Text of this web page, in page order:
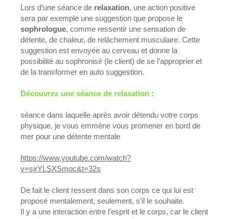
Lors d’une séance de relaxation, une action positive
sera par exemple une suggestion que propose le
sophrologue, comme ressentir une sensation de
détente, de chaleur, de relâchement musculaire. Cette
suggestion est envoyée au cerveau et donne la
possibilité au sophronisé (le client) de se l’approprier et
de la transformer en auto suggestion.
Découvrez une séance de relaxation :
séance dans laquelle après avoir détendu votre corps
physique, je vous emmène vous promener en bord de
mer pour une détente mentale
https://www.youtube.com/watch?
v=sjrYLSXSmoc&t=32s
De fait le client ressent dans son corps ce qui lui est
proposé mentalement, seulement, s’il le souhaite.
Il y a une interaction entre l’esprit et le corps, car le client